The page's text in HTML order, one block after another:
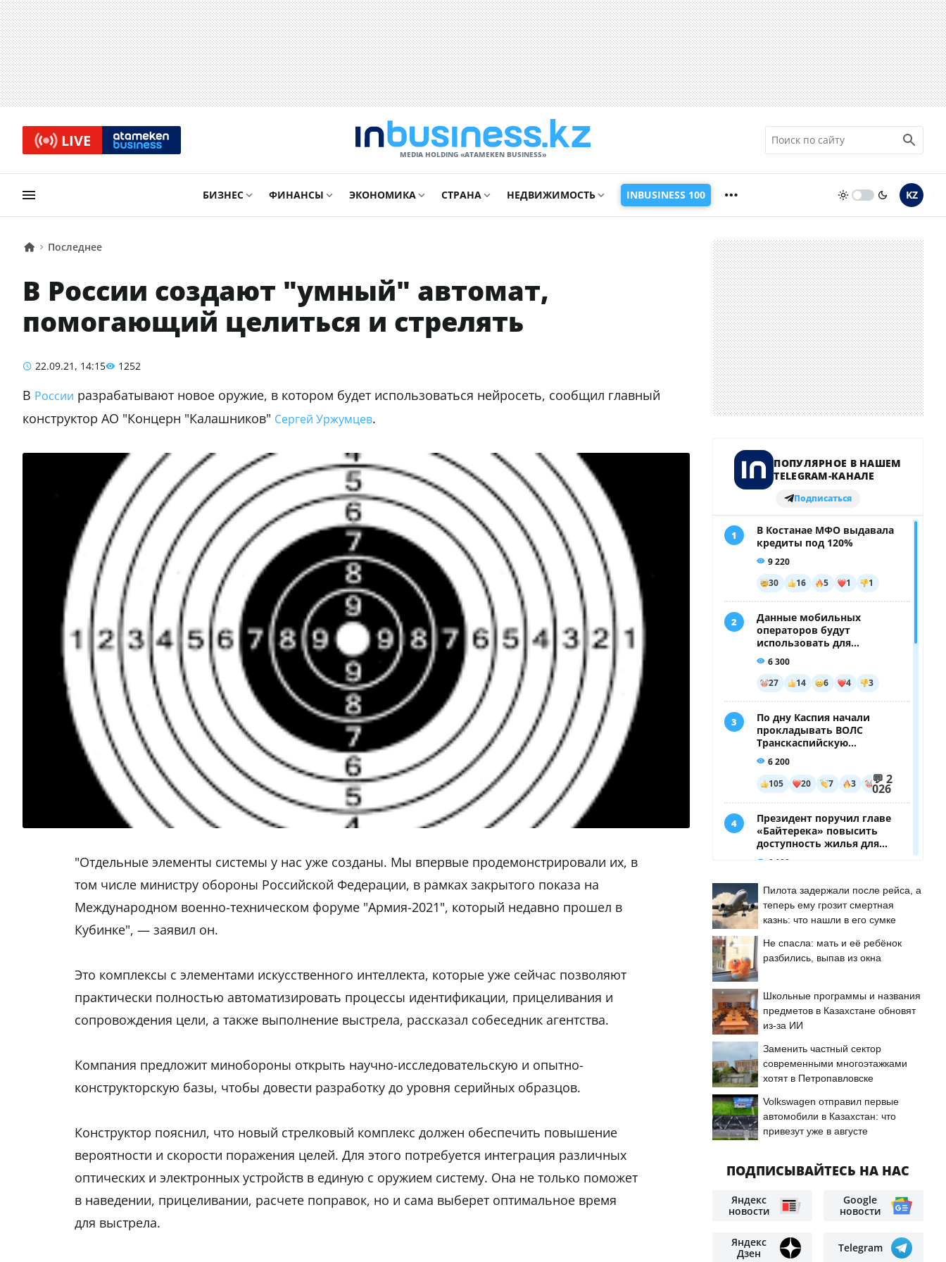
LIVE
MEDIA HOLDING «ATAMEKЕN BUSINESS»
БИЗНЕС ФИНАНСЫ ЭКОНОМИКА СТРАНА НЕДВИЖИМОСТЬ INBUSINESS 100 KZ
Последнее
В России создают "умный" автомат,
помогающий целиться и стрелять
22.09.21, 14:15 1252
В России разрабатывают новое оружие, в котором будет использоваться нейросеть, сообщил главный
конструктор АО "Концерн "Калашников" Сергей Уржумцев.
"Отдельные элементы системы у нас уже созданы. Мы впервые продемонстрировали их, в
том числе министру обороны Российской Федерации, в рамках закрытого показа на
Международном военно-техническом форуме "Армия-2021", который недавно прошел в
Кубинке", — заявил он.
Это комплексы с элементами искусственного интеллекта, которые уже сейчас позволяют
практически полностью автоматизировать процессы идентификации, прицеливания и
сопровождения цели, а также выполнение выстрела, рассказал собеседник агентства.
Компания предложит минобороны открыть научно-исследовательскую и опытно-
конструкторскую базы, чтобы довести разработку до уровня серийных образцов.
Конструктор пояснил, что новый стрелковый комплекс должен обеспечить повышение
вероятности и скорости поражения целей. Для этого потребуется интеграция различных
оптических и электронных устройств в единую с оружием систему. Она не только поможет
в наведении, прицеливании, расчете поправок, но и сама выберет оптимальное время
для выстрела.
Пилота задержали после рейса, а
теперь ему грозит смертная
казнь: что нашли в его сумке
Не спасла: мать и её ребёнок
разбились, выпав из окна
Школьные программы и названия
предметов в Казахстане обновят
из-за ИИ
Заменить частный сектор
современными многоэтажками
хотят в Петропавловске
Volkswagen отправил первые
автомобили в Казахстан: что
привезут уже в августе
ПОДПИСЫВАЙТЕСЬ НА НАС
Яндекс
новости
Google
новости
Яндекс
Дзен
Telegram